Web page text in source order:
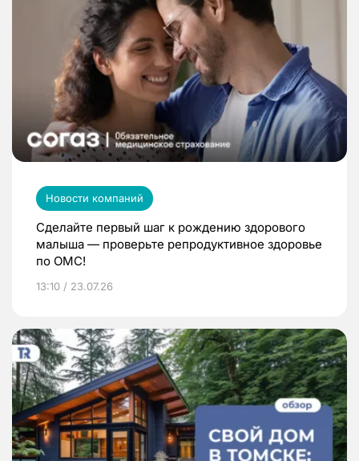
Новости компаний
Сделайте первый шаг к рождению здорового
малыша — проверьте репродуктивное здоровье
по ОМС!
13:10 / 23.07.26